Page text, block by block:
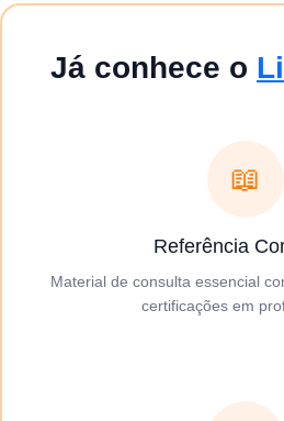
Já conhece o
📖
Referência
Material de consulta essencial
certificações em